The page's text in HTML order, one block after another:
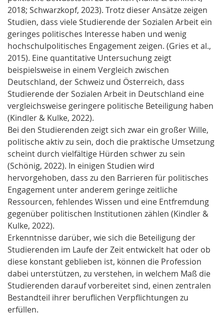
2018; Schwarzkopf, 2023). Trotz dieser Ansätze zeigen
Studien, dass viele Studierende der Sozialen Arbeit ein
geringes politisches Interesse haben und wenig
hochschulpolitisches Engagement zeigen. (Gries et al.,
2015). Eine quantitative Untersuchung zeigt
beispielsweise in einem Vergleich zwischen
Deutschland, der Schweiz und Österreich, dass
Studierende der Sozialen Arbeit in Deutschland eine
vergleichsweise geringere politische Beteiligung haben
(Kindler & Kulke, 2022).
Bei den Studierenden zeigt sich zwar ein großer Wille,
politische aktiv zu sein, doch die praktische Umsetzung
scheint durch vielfältige Hürden schwer zu sein
(Schönig, 2022). In einigen Studien wird
hervorgehoben, dass zu den Barrieren für politisches
Engagement unter anderem geringe zeitliche
Ressourcen, fehlendes Wissen und eine Entfremdung
gegenüber politischen Institutionen zählen (Kindler &
Kulke, 2022).
Erkenntnisse darüber, wie sich die Beteiligung der
Studierenden im Laufe der Zeit entwickelt hat oder ob
diese konstant geblieben ist, können die Profession
dabei unterstützen, zu verstehen, in welchem Maß die
Studierenden darauf vorbereitet sind, einen zentralen
Bestandteil ihrer beruflichen Verpflichtungen zu
erfüllen.